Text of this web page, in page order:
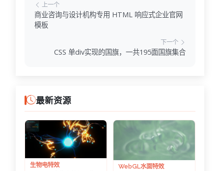
上一个
商业咨询与设计机构专用 HTML 响应式企业官网
模板
下一个
CSS 单div实现的国旗，一共195面国旗集合
最新资源
生物电特效
WebGL水面特效